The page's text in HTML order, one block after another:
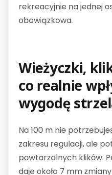
rekreacyjnie na jednej
obowiązkowa.
Wieżyczki,
co realnie
wygodę
Na 100 m nie
zakresu regulacji, ale
powtarzalnych klików.
daje około 7 mm